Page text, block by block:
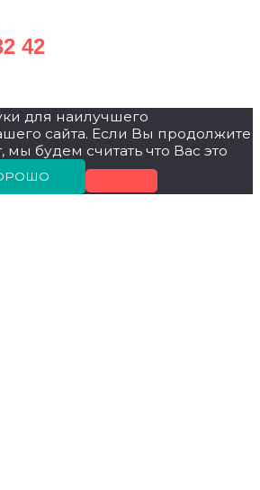
42
для наилучшего
сайта. Если Вы продолжите
мы будем считать что Вас это